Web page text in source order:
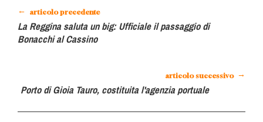
← articolo precedente
La Reggina saluta un big: Ufficiale il passaggio di
Bonacchi al Cassino
articolo successivo →
Porto di Gioia Tauro, costituita l'agenzia portuale